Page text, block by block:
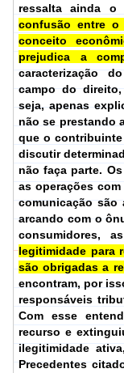
ressalta ainda
confusão entre
conceito
prejudica a
caracterização
campo do
seja, apenas
não se prestando
que o
discutir
não faça parte.
as operações
comunicação são
arcando com o
consumidores,
legitimidade para
são obrigadas a
encontram, por
responsáveis
Com esse
recurso e
ilegitimidade
Precedentes